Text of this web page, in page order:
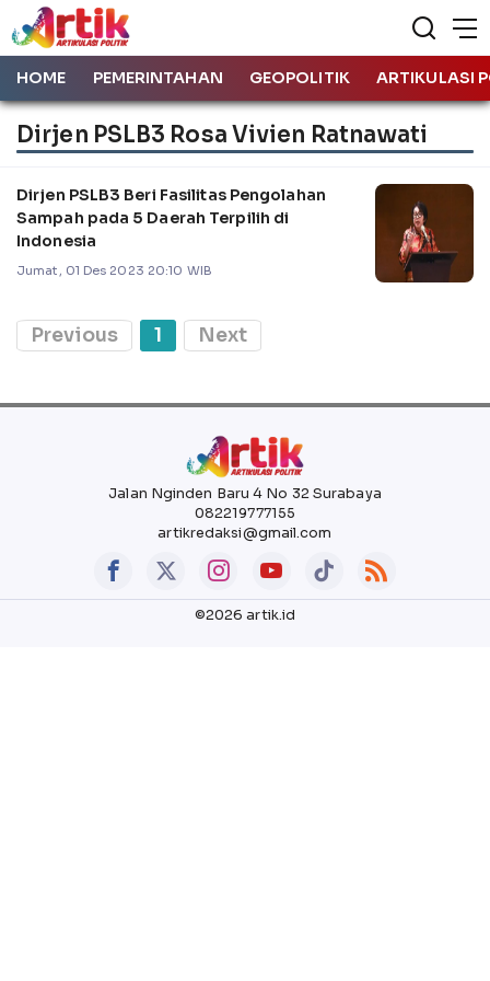
HOME PEMERINTAHAN GEOPOLITIK ARTIKULASI
Dirjen PSLB3 Rosa Vivien Ratnawati
Dirjen PSLB3 Beri Fasilitas Pengolahan
Sampah pada 5 Daerah Terpilih di
Indonesia
Jumat, 01 Des 2023 20:10 WIB
Previous 1 Next
Jalan Nginden Baru 4 No 32 Surabaya
082219777155
artikredaksi@gmail.com
©2026 artik.id